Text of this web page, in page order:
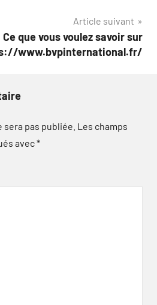
Article suivant
Ce que vous voulez savoir sur
www.bvpinternational.fr/
pas publiée. Les champs
avec*